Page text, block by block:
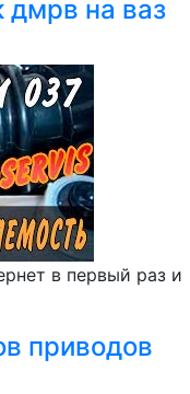
дмрв на ваз
в первый раз и
приводов